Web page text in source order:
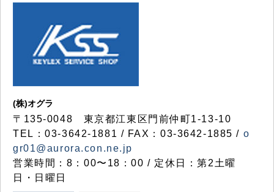
(株)オグラ
〒135-0048 東京都江東区門前仲町1-13-10
TEL：03-3642-1881 / FAX：03-3642-1885 / o
gr01@aurora.con.ne.jp
営業時間：8：00〜18：00 / 定休日：第2土曜
日・日曜日